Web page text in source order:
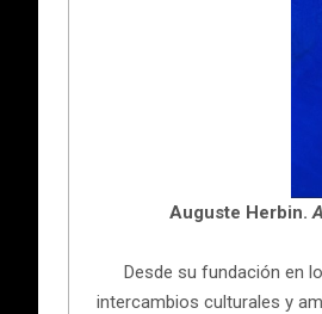
Auguste Herbin.
Desde su fundación en
intercambios culturales y